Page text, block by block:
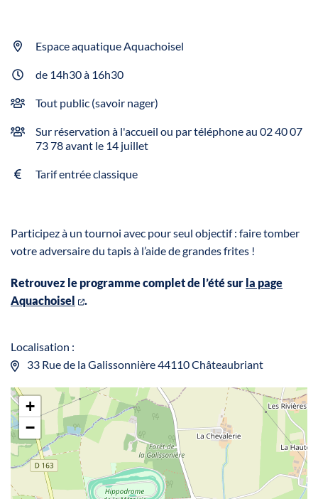
INFOS UTILES
Espace aquatique Aquachoisel
de 14h30 à 16h30
Tout public (savoir nager)
Sur réservation à l'accueil ou par téléphone au 02 40 07
73 78 avant le 14 juillet
Tarif entrée classique
Participez à un tournoi avec pour seul objectif : faire tomber
votre adversaire du tapis à l’aide de grandes frites !
Retrouvez le programme complet de l’été sur la page
Aquachoisel
.
Localisation :
33 Rue de la Galissonnière 44110 Châteaubriant
+
−